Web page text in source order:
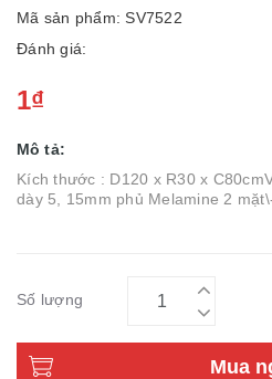
Mã sản phẩm: SV7522
Đánh giá:
1₫
Mô tả:
Kích thước : D120 x R30 x
dày 5, 15mm phủ Melamine 2
Số lượng
Mua